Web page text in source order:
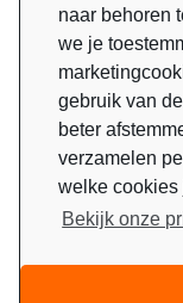
naar behoren
we je
gebruik van
beter
verzamelen
welke cookies
Bekijk onze